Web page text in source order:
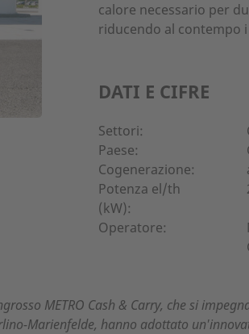
calore necessario per
riducendo al contempo
DATI E CIFRE
Settori:
Paese:
Cogenerazione:
Potenza el/th
(kW):
Operatore:
METRO Cash & Carry, che si
Marienfelde, hanno adottato